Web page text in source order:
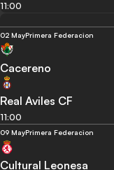
11:00
02 MayPrimera Federacion
Cacereno
Real Aviles CF
11:00
09 MayPrimera Federacion
Cultural Leonesa